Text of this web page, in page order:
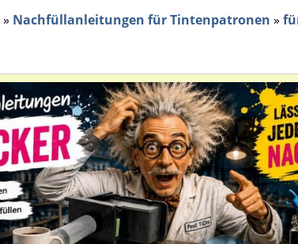
» Nachfüllanleitungen für Tintenpatronen »